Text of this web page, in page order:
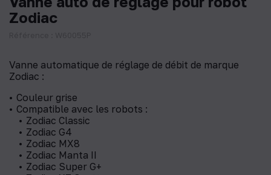
Zodiac
Vanne automatique de réglage de débit de marque
Zodiac :
Couleur grise
Compatible avec les robots :
Zodiac Classic
​Zodiac G4
Zodiac MX8
Zodiac Manta II
Zodiac Super G+